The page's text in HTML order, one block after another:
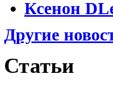
Ксенон
Другие
Статьи